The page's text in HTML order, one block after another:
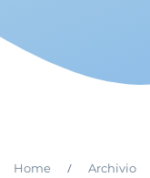
Home / Archivio